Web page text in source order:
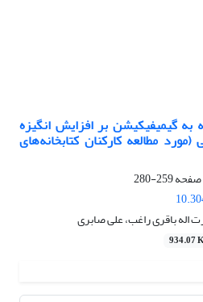
به گیمیفیکیشن بر افزایش انگیزه
مطالعه کارکنان کتابخانه‌های
259-280
اله باقری راغب، علی صابری
934.07